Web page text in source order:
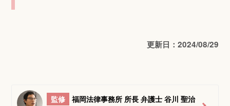
更新日：2024/08/29
監修
福岡法律事務所 所長 弁護士 谷川 聖治